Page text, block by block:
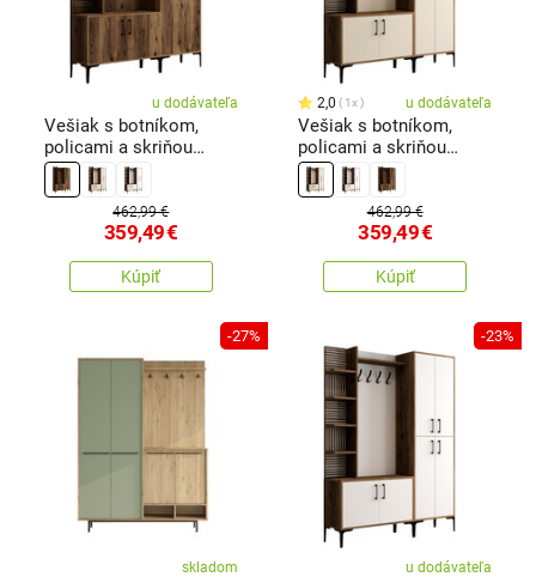
u dodávateľa
Vešiak s botníkom,
policami a skriňou
Viyana Walnut
462,99 €
359,49€
Kúpiť
2,0 1x u dodávateľa
Vešiak s botníkom,
policami a skriňou
Viyana Walnut and
Cream
462,99 €
359,49€
Kúpiť
-27%
skladom
-23%
u dodávateľa